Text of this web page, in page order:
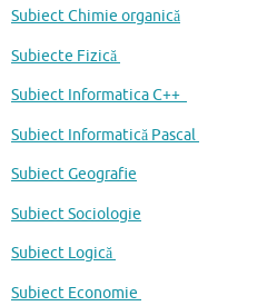
Subiect Chimie organică
Subiecte Fizică Barem
Subiect Informatica C++
Subiect Informatică Pascal
Subiect Geografie Barem
Subiect Sociologie Barem
Subiect Logică Barem
Subiect Economie Barem